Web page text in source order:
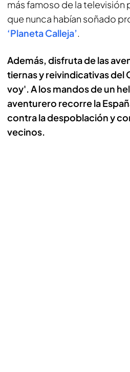
más famoso de la televisión
que nunca habían soñado
‘Planeta Calleja’.
Además, disfruta de las
tiernas y reivindicativas del
voy'. A los mandos de un
aventurero recorre la
contra la despoblación y
vecinos.